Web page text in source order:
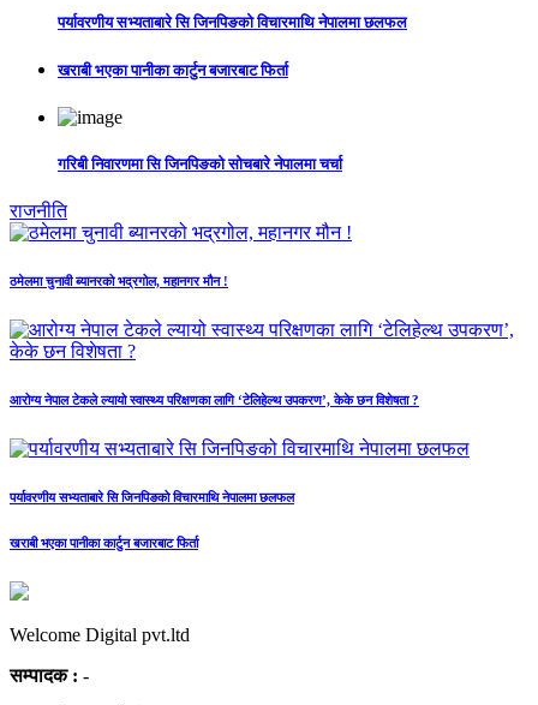
पर्यावरणीय सभ्यताबारे सि जिनपिङको विचारमाथि नेपालमा छलफल
खराबी भएका पानीका कार्टुन बजारबाट फिर्ता
गरिबी निवारणमा सि जिनपिङको सोचबारे नेपालमा चर्चा
राजनीति
ठमेलमा चुनावी ब्यानरको भद्रगोल, महानगर मौन !
आरोग्य नेपाल टेकले ल्यायो स्वास्थ्य परिक्षणका लागि ‘टेलिहेल्थ उपकरण’, केके छन विशेषता ?
पर्यावरणीय सभ्यताबारे सि जिनपिङको विचारमाथि नेपालमा छलफल
खराबी भएका पानीका कार्टुन बजारबाट फिर्ता
Welcome Digital pvt.ltd
सम्पादक : -